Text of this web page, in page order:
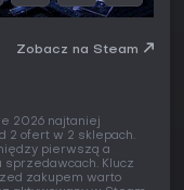
Zobacz na Steam
2026 najtaniej
2 ofert w 2 sklepach.
pierwszą a
sprzedawcach. Klucz
zakupem warto